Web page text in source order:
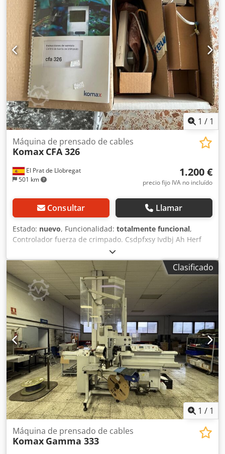
1 / 1
El Prat de Llobregat
501 km
Máquina de prensado de cables
Komax CFA 326
1.200 €
precio fijo IVA no incluído
Consultar Llamar
Estado: nuevo, Funcionalidad: totalmente funcional,
Controlador fuerza de crimpado. Csdpfxsy Ivdbj Ah Herf
Clasificado
1 / 1
Máquina de prensado de cables
Komax Gamma 333